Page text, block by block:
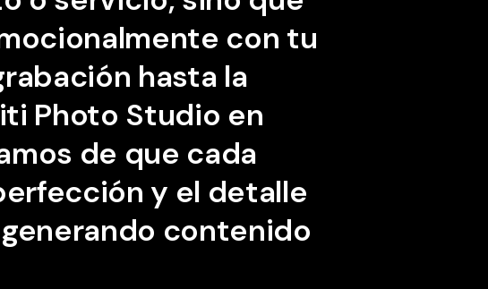
con tu
hasta la
Photo Studio en
de que cada
y el detalle
generando contenido